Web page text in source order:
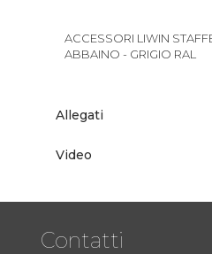
ACCESSORI LIWIN
ABBAINO - GRIGIO RAL
Allegati
Video
Contatti